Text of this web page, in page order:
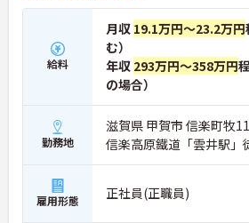
給料
月収 19.1万円～23.2万円
む）
年収 293万円～358万円
の場合）
勤務地
滋賀県 甲賀市 信楽町牧
信楽高原鐵道「雲井駅」
雇用形態 正社員(正職員)